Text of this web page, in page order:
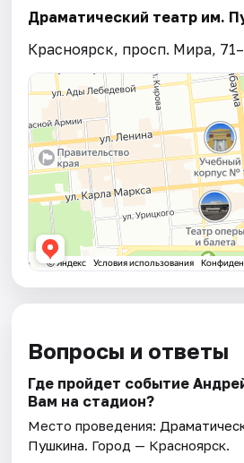
Драматический театр им.
Красноярск, просп. Мира,
Вопросы и ответы
Где пройдет событие
Вам на стадион?
Место проведения:
Пушкина. Город — Красноярск.